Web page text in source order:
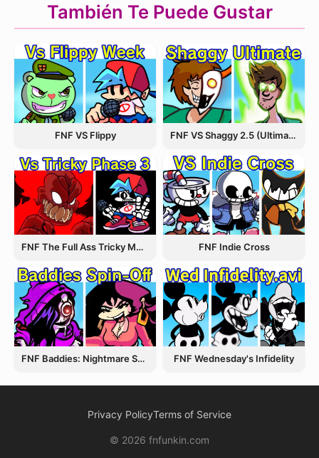
También Te Puede Gustar
FNF VS Flippy FNF VS Shaggy 2.5 (Ultimate Update)
FNF The Full Ass Tricky MOD FNF Indie Cross
FNF Baddies: Nightmare Spin Off FNF Wednesday's Infidelity
Privacy PolicyTerms of Service
© 2026 fnfunkin.com